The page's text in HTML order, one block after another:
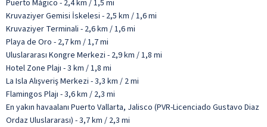
Puerto Mágico - 2,4 km / 1,5 mi
Kruvaziyer Gemisi İskelesi - 2,5 km / 1,6 mi
Kruvaziyer Terminali - 2,6 km / 1,6 mi
Playa de Oro - 2,7 km / 1,7 mi
Uluslararası Kongre Merkezi - 2,9 km / 1,8 mi
Hotel Zone Plajı - 3 km / 1,8 mi
La Isla Alışveriş Merkezi - 3,3 km / 2 mi
Flamingos Plajı - 3,6 km / 2,3 mi
En yakın havaalanı Puerto Vallarta, Jalisco (PVR-Licenciado Gustavo Diaz
Ordaz Uluslararası) - 3,7 km / 2,3 mi